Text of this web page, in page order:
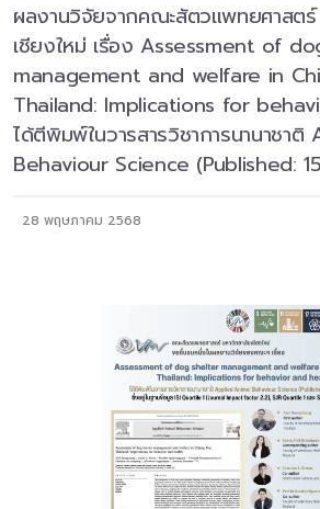
ผลงานวิจัยจากคณะสัตวแพทยศาสต
เชียงใหม่ เรื่อง Assessment of
management and welfare in
Thailand: Implications for
ได้ตีพิมพ์ในวารสารวิชาการนานาชา
Behaviour Science (Published:
28 พฤษภาคม 2568